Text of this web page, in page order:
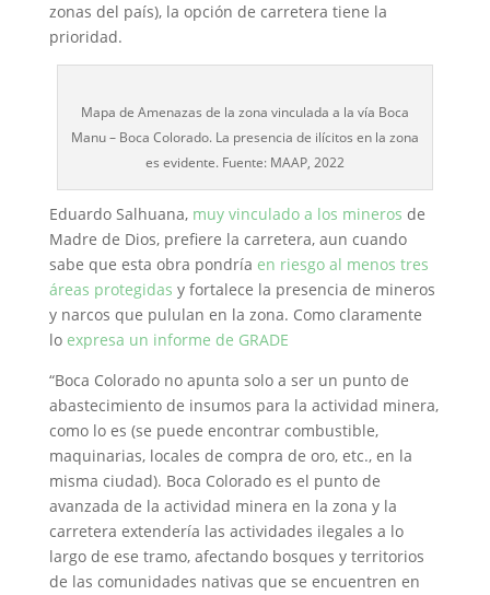
zonas del país), la opción de carretera tiene la
prioridad.
Mapa de Amenazas de la zona vinculada a la vía Boca
Manu – Boca Colorado. La presencia de ilícitos en la zona
es evidente. Fuente: MAAP, 2022
Eduardo Salhuana, muy vinculado a los mineros de
Madre de Dios, prefiere la carretera, aun cuando
sabe que esta obra pondría en riesgo al menos tres
áreas protegidas y fortalece la presencia de mineros
y narcos que pululan en la zona. Como claramente
lo expresa un informe de GRADE
“Boca Colorado no apunta solo a ser un punto de
abastecimiento de insumos para la actividad minera,
como lo es (se puede encontrar combustible,
maquinarias, locales de compra de oro, etc., en la
misma ciudad). Boca Colorado es el punto de
avanzada de la actividad minera en la zona y la
carretera extendería las actividades ilegales a lo
largo de ese tramo, afectando bosques y territorios
de las comunidades nativas que se encuentren en